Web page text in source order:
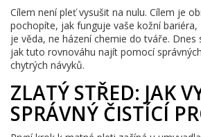
Cílem není pleť vysušit na nulu. Cílem je
pochopíte, jak funguje vaše kožní
je věda, ne házení chemie do tváře. Dnes
jak tuto rovnováhu najít pomocí
chytrých návyků.
ZLATÝ STŘED: JAK
SPRÁVNÝ ČISTÍCÍ